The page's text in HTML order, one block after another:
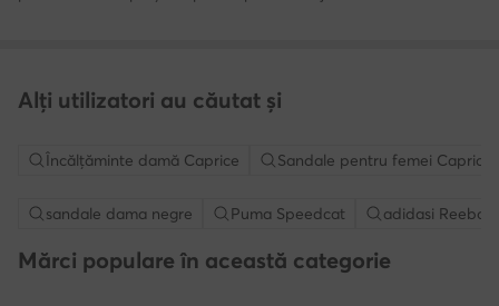
Alți utilizatori au căutat și
Încălțăminte damă Caprice Sandale pentru femei Caprice
sandale dama negre Puma Speedcat adidasi Reebok
Mărci populare în această categorie